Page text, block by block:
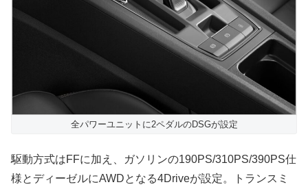
全パワーユニットに2ペダルのDSGが設定
駆動方式はFFに加え、ガソリンの190PS/310PS/390PS仕
様とディーゼルにAWDとなる4Driveが設定。トランスミ